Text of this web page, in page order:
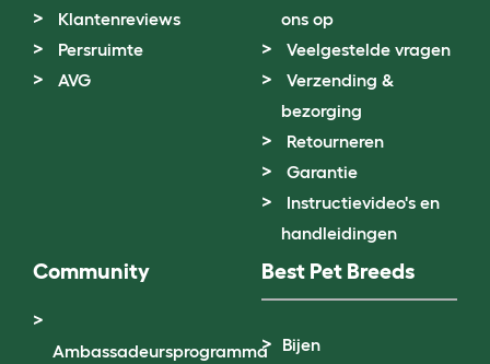
Klantenreviews
Persruimte
AVG
ons op
Veelgestelde vragen
Verzending &
bezorging
Retourneren
Garantie
Instructievideo's en
handleidingen
Community
Ambassadeursprogramma
Best Pet Breeds
Bijen